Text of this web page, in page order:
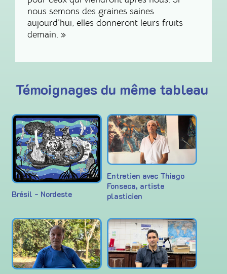
nous semons des graines saines
aujourd’hui, elles donneront leurs fruits
demain. »
Témoignages du même tableau
Brésil - Nordeste
Entretien avec Thiago
Fonseca, artiste
plasticien